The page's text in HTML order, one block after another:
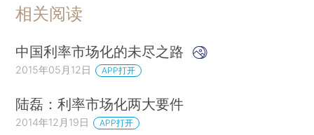
相关阅读
中国利率市场化的未尽之路
2015年05月12日 APP打开
陆磊：利率市场化两大要件
2014年12月19日 APP打开